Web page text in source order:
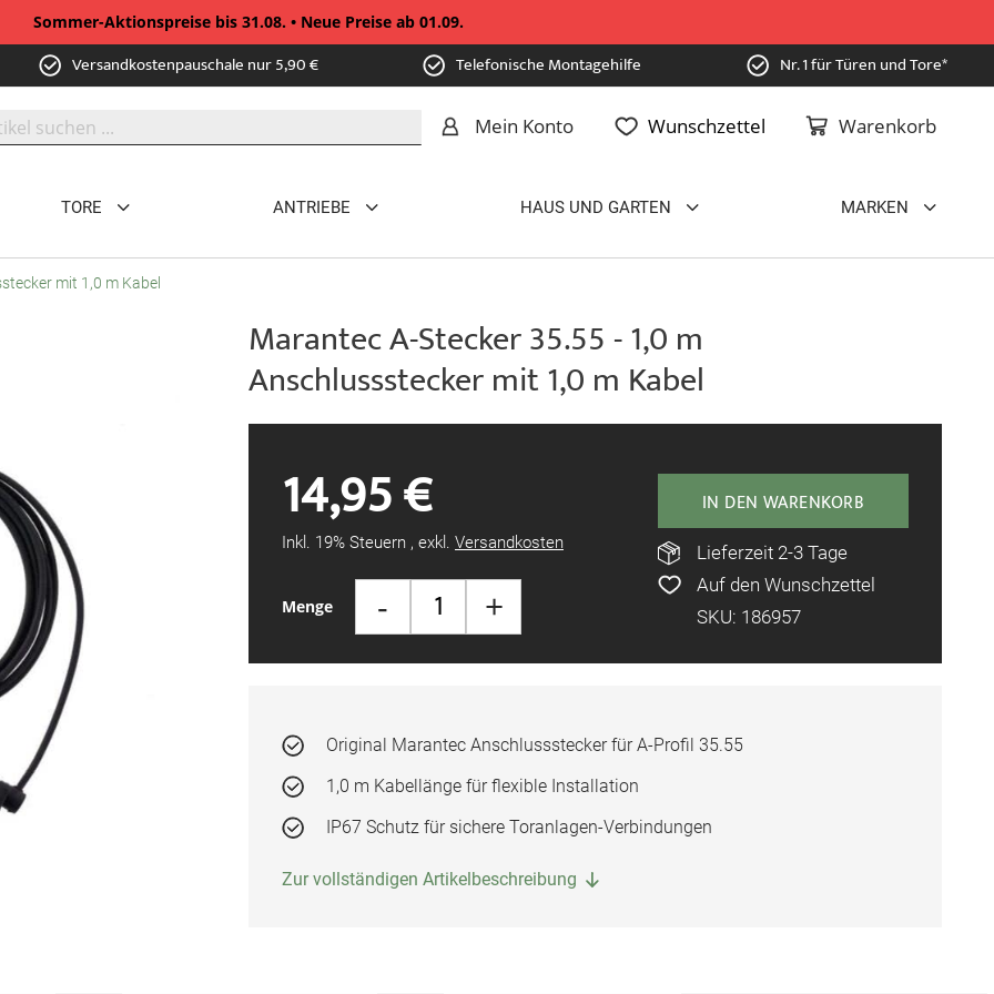
Sommer-Aktionspreise bis 31.08. • Neue Preise ab 01.09.
Versandkostenpauschale nur 5,90 € Telefonische Montagehilfe Nr. 1 für Türen und Tore*
Warenkorb
Mein Konto Wunschzettel
TORE ANTRIEBE HAUS UND GARTEN MARKEN
mit 1,0 m Kabel
Marantec A-Stecker 35.55 - 1,0 m
Anschlussstecker mit 1,0 m Kabel
Menge - +
14,95 €
Inkl. 19% Steuern , exkl. Versandkosten
IN DEN WARENKORB
Lieferzeit 2-3 Tage
Auf den Wunschzettel
SKU: 186957
Original Marantec Anschlussstecker für A-Profil 35.55
1,0 m Kabellänge für flexible Installation
IP67 Schutz für sichere Toranlagen-Verbindungen
Zur vollständigen Artikelbeschreibung